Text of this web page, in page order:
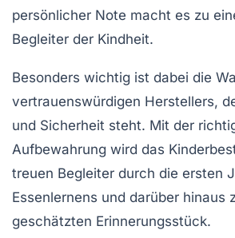
persönlicher Note macht es zu
Begleiter der Kindheit.
Besonders wichtig ist dabei die
vertrauenswürdigen Herstellers,
und Sicherheit steht. Mit der
Aufbewahrung wird das
treuen Begleiter durch die ersten
Essenlernens und darüber hinaus
geschätzten Erinnerungsstück.